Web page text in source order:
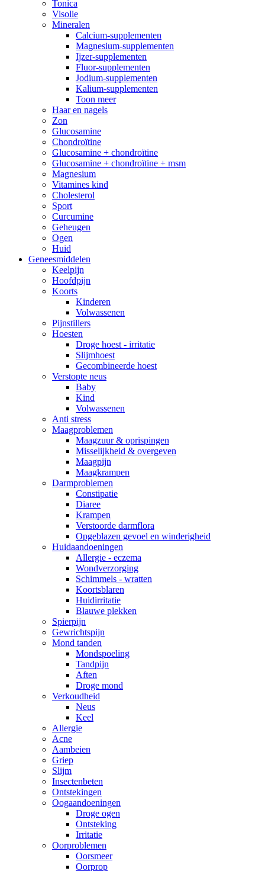
Tonica
Visolie
Mineralen
Calcium-supplementen
Magnesium-supplementen
Ijzer-supplementen
Fluor-supplementen
Jodium-supplementen
Kalium-supplementen
Toon meer
Haar en nagels
Zon
Glucosamine
Chondroïtine
Glucosamine + chondroïtine
Glucosamine + chondroïtine + msm
Magnesium
Vitamines kind
Cholesterol
Sport
Curcumine
Geheugen
Ogen
Huid
Geneesmiddelen
Keelpijn
Hoofdpijn
Koorts
Kinderen
Volwassenen
Pijnstillers
Hoesten
Droge hoest - irritatie
Slijmhoest
Gecombineerde hoest
Verstopte neus
Baby
Kind
Volwassenen
Anti stress
Maagproblemen
Maagzuur & oprispingen
Misselijkheid & overgeven
Maagpijn
Maagkrampen
Darmproblemen
Constipatie
Diaree
Krampen
Verstoorde darmflora
Opgeblazen gevoel en winderigheid
Huidaandoeningen
Allergie - eczema
Wondverzorging
Schimmels - wratten
Koortsblaren
Huidirritatie
Blauwe plekken
Spierpijn
Gewrichtspijn
Mond tanden
Mondspoeling
Tandpijn
Aften
Droge mond
Verkoudheid
Neus
Keel
Allergie
Acne
Aambeien
Griep
Slijm
Insectenbeten
Ontstekingen
Oogaandoeningen
Droge ogen
Ontsteking
Irritatie
Oorproblemen
Oorsmeer
Oorprop